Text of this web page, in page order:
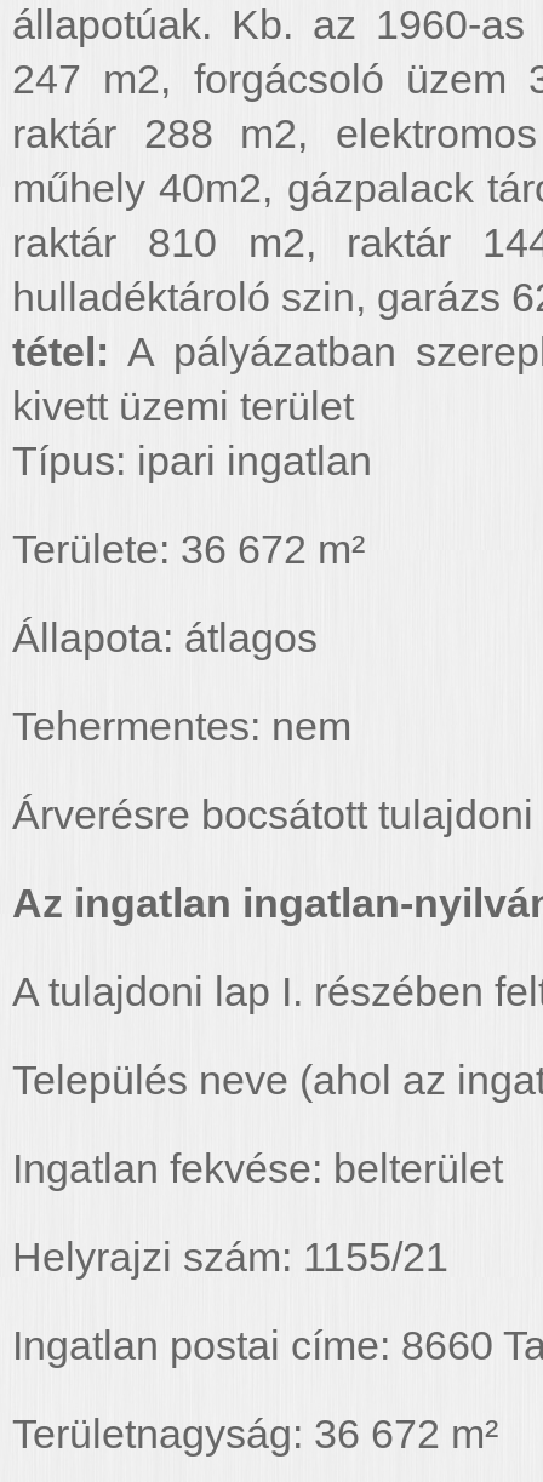
állapotúak. Kb. az 1960-
247 m2, forgácsoló üzem
raktár 288 m2,
műhely 40m2, gázpalack
raktár 810 m2, raktár
hulladéktároló szin, garázs
tétel: A pályázatban
kivett üzemi terület
Típus: ipari ingatlan
Területe: 36 672 m²
Állapota: átlagos
Tehermentes: nem
Árverésre bocsátott
Az ingatlan ingatlan-
A tulajdoni lap I. részében
Település neve (ahol az
Ingatlan fekvése: belterület
Helyrajzi szám: 1155/21
Ingatlan postai címe: 8660
Területnagyság: 36 672 m²